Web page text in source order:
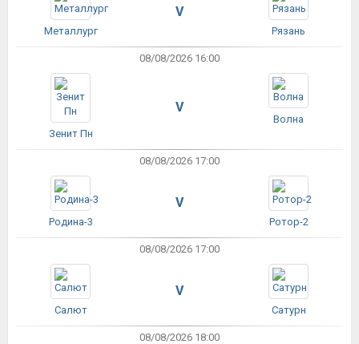
Металлург
V
Рязань
08/08/2026 16:00
Зенит Пн
V
Волна
08/08/2026 17:00
Родина-3
V
Ротор-2
08/08/2026 17:00
Салют
V
Сатурн
08/08/2026 18:00